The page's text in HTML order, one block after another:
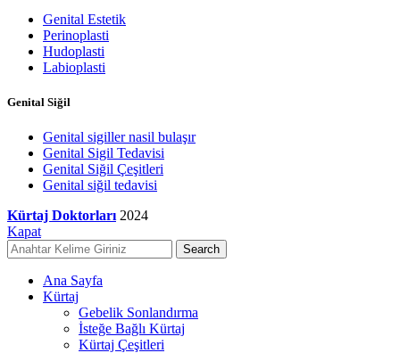
Genital Estetik
Perinoplasti
Hudoplasti
Labioplasti
Genital Siğil
Genital sigiller nasil bulaşır
Genital Sigil Tedavisi
Genital Siğil Çeşitleri
Genital siğil tedavisi
Kürtaj Doktorları 2024
Kapat
Search
Ana Sayfa
Kürtaj
Gebelik Sonlandırma
İsteğe Bağlı Kürtaj
Kürtaj Çeşitleri